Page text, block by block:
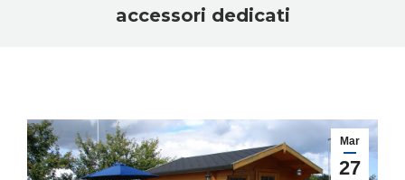
accessori dedicati
Mar
27